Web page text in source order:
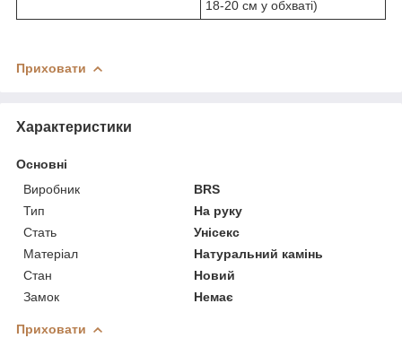
18-20 см у обхваті)
Приховати
Характеристики
Основні
Виробник
BRS
Тип
На руку
Стать
Унісекс
Матеріал
Натуральний камінь
Стан
Новий
Замок
Немає
Приховати